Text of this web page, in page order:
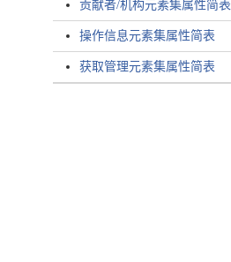
贡献者/机构元素集属性简表
操作信息元素集属性简表
获取管理元素集属性简表